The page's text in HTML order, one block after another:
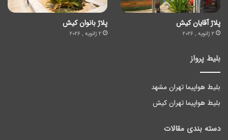
پلاژ آقایان کیش
2 ژانویه , 2026
پلاژ بانوان کیش
2 ژانویه , 2026
بلیط پرواز
بلیط هواپیما تهران مشهد
بلیط هواپیما تهران کیش
دسته بندی مقالات